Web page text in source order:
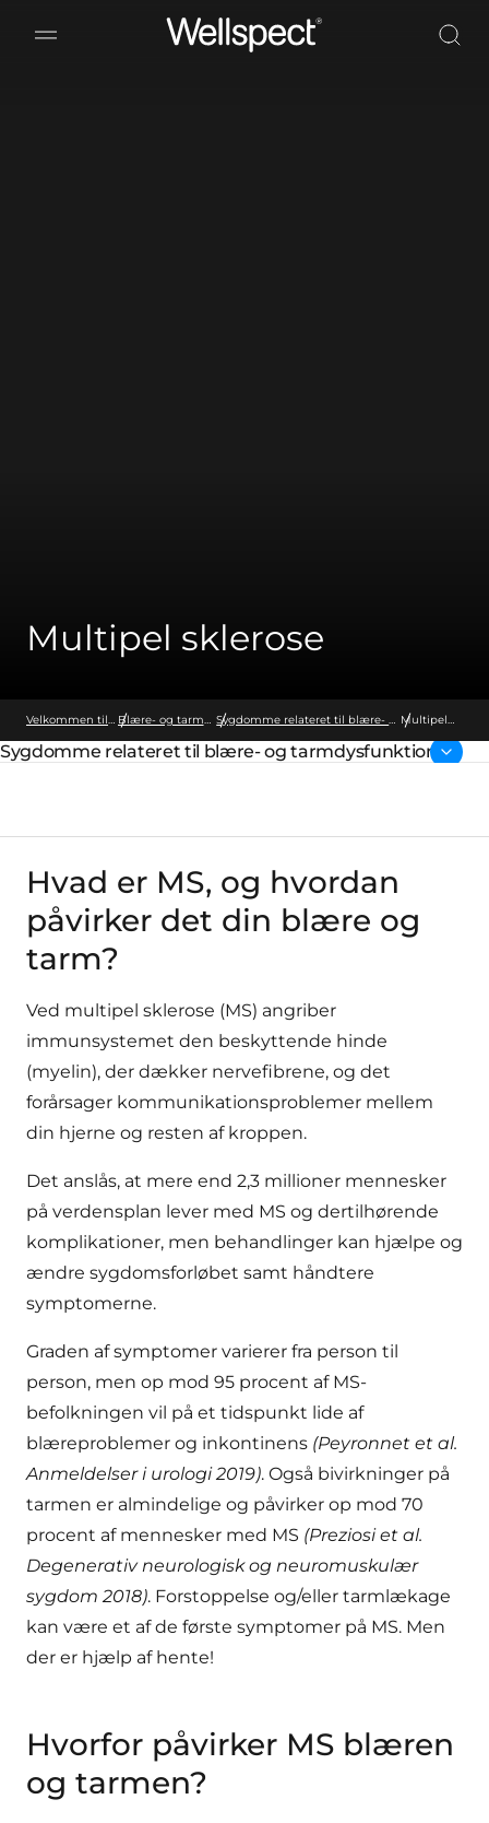
Wellspect
Multipel sklerose
Velkommen til Wellspect Blære- og tarmdysfunktion Sygdomme relateret til blære- og tarmdysfunktion Multipel
Forside:
Sygdomme relateret til blære- og tarmdysfunktion
Hvad er MS, og hvordan
påvirker det din blære og
tarm?
Ved multipel sklerose (MS) angriber
immunsystemet den beskyttende hinde
(myelin), der dækker nervefibrene, og det
forårsager kommunikationsproblemer mellem
din hjerne og resten af kroppen.
Det anslås, at mere end 2,3 millioner mennesker
på verdensplan lever med MS og dertilhørende
komplikationer, men behandlinger kan hjælpe og
ændre sygdomsforløbet samt håndtere
symptomerne.
Graden af symptomer varierer fra person til
person, men op mod 95 procent af MS-
befolkningen vil på et tidspunkt lide af
blæreproblemer og inkontinens (Peyronnet et al.
Anmeldelser i urologi 2019). Også bivirkninger på
tarmen er almindelige og påvirker op mod 70
procent af mennesker med MS (Preziosi et al.
Degenerativ neurologisk og neuromuskulær
sygdom 2018). Forstoppelse og/eller tarmlækage
kan være et af de første symptomer på MS. Men
der er hjælp af hente!
Hvorfor påvirker MS blæren
og tarmen?